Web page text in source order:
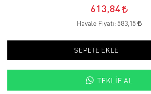
613,84
Havale Fiyatı: 583,15
SEPETE EKLE
TEKLIF AL